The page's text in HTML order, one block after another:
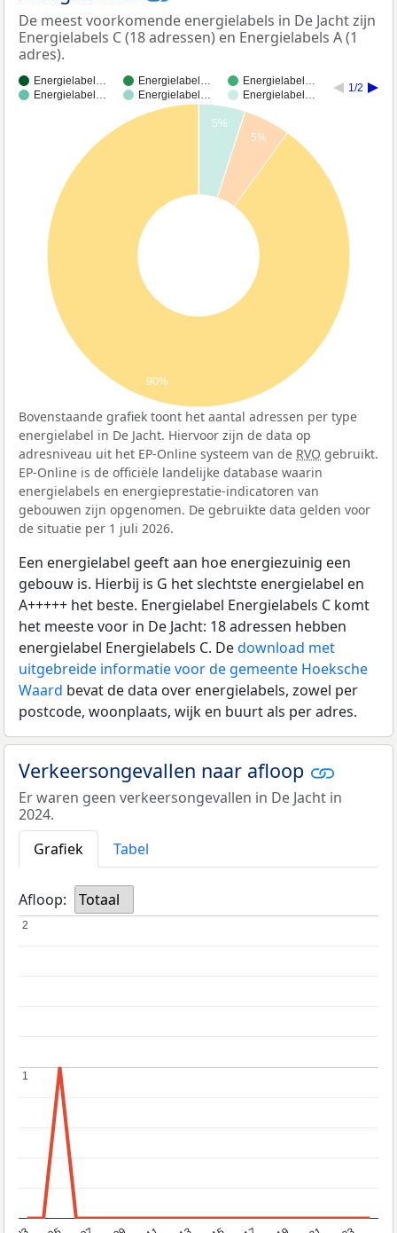
De meest voorkomende energielabels in De Jacht zijn
Energielabels C (18 adressen) en Energielabels A (1
adres).
Energielabel… Energielabel…
Energielabel…
Energielabel…
Energielabel… Energielabel…
1/2
5%
5%
90%
Bovenstaande grafiek toont het aantal adressen per type
energielabel in De Jacht. Hiervoor zijn de data op
adresniveau uit het EP-Online systeem van de RVO gebruikt.
EP-Online is de officiële landelijke database waarin
energielabels en energieprestatie-indicatoren van
gebouwen zijn opgenomen. De gebruikte data gelden voor
de situatie per 1 juli 2026.
Een energielabel geeft aan hoe energiezuinig een
gebouw is. Hierbij is G het slechtste energielabel en
A+++++ het beste. Energielabel Energielabels C komt
het meeste voor in De Jacht: 18 adressen hebben
energielabel Energielabels C. Dedownload met
uitgebreide informatie voor de gemeente Hoeksche
Waard bevat de data over energielabels, zowel per
postcode, woonplaats, wijk en buurt als per adres.
Verkeersongevallen naar afloop
Er waren geen verkeersongevallen in De Jacht in
2024.
Grafiek
Tabel
Afloop: Totaal
1
1
2
2